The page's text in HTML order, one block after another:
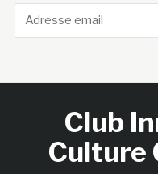
Club
Culture